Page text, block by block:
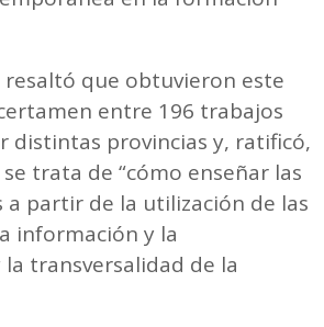
resaltó que obtuvieron este
entre 196 trabajos
distintas provincias y, ratificó,
trata de “cómo enseñar las
a partir de la utilización de las
información y la
transversalidad de la